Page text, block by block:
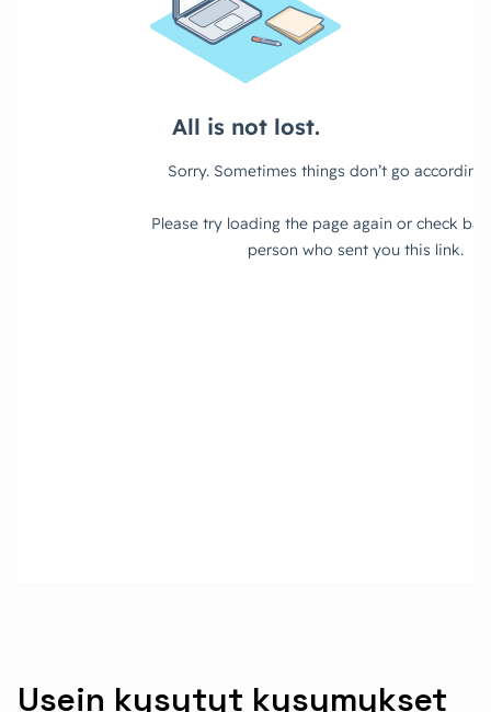
Usein kysytyt kysymykset